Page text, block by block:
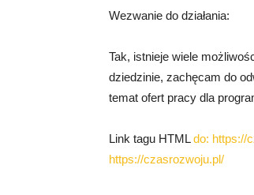
Wezwanie do działania:
Tak, istnieje wiele
dziedzinie, zachęcam do
temat ofert pracy dla
Link tagu HTMLdo: https://
https://czasrozwoju.pl/